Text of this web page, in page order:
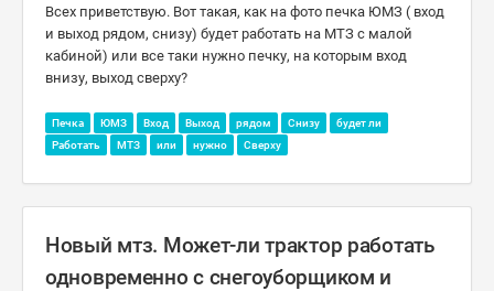
Всех приветствую. Вот такая, как на фото печка ЮМЗ ( вход
и выход рядом, снизу) будет работать на МТЗ с малой
кабиной) или все таки нужно печку, на которым вход
внизу, выход сверху?
Печка ЮМЗ Вход Выход рядом Снизу
будет ли
Работать
МТЗ или нужно Сверху
Новый мтз. Может-ли трактор работать
одновременно с снегоуборщиком и